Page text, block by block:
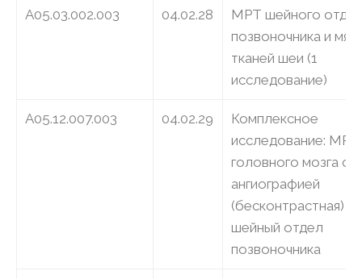
A05.03.002.003 04.02.28
МРТ шейного
позвоночника и
тканей шеи (1
исследование)
A05.12.007.003 04.02.29
Комплексное
исследование: МРТ
головного мозга с
ангиографией
(бесконтрастная) +
шейный отдел
позвоночника